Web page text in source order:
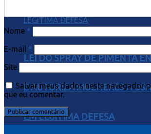
LEI DO SPRAY DE PIMENTA
E AUTORIZA MULHERES A
EM LEGÍTIMA DEFESA
Nome *
E-mail *
Site
Salvar meus dados neste navegador
que eu comentar.